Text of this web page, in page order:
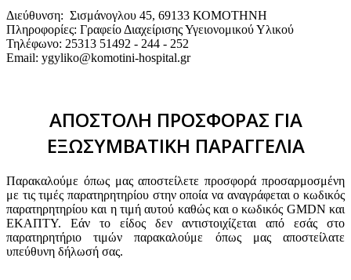
Διεύθυνση: Σισμάνογλου 45, 69133 ΚΟΜΟΤΗΝΗ
Πληροφορίες: Γραφείο Διαχείρισης Υγειονομικού Υλικού
Τηλέφωνο: 25313 51492 - 244 - 252
Email: ygyliko@komotini-hospital.gr
ΑΠΟΣΤΟΛΗ ΠΡΟΣΦΟΡΑΣ ΓΙΑ
ΕΞΩΣΥΜΒΑΤΙΚΗ ΠΑΡΑΓΓΕΛΙΑ
Παρακαλούμε όπως μας αποστείλετε προσφορά προσαρμοσμένη
με τις τιμές παρατηρητηρίου στην οποία να αναγράφεται ο κωδικός
παρατηρητηρίου και η τιμή αυτού καθώς και ο κωδικός GMDN και
ΕΚΑΠΤΥ. Εάν το είδος δεν αντιστοιχίζεται από εσάς στο
παρατηρητήριο τιμών παρακαλούμε όπως μας αποστείλατε
υπεύθυνη δήλωσή σας.